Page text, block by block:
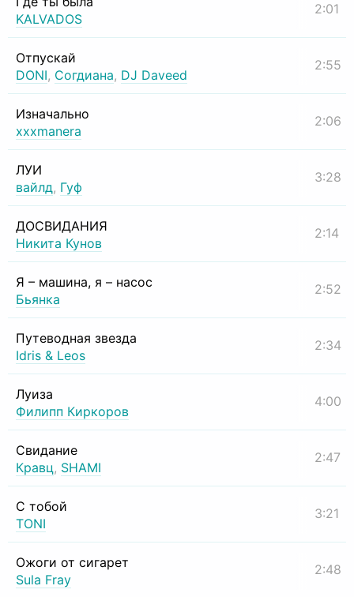
KALVADOS
2:01
Отпускай
DONI, Согдиана, DJ Daveed
2:55
Изначально
xxxmanera
2:06
ЛУИ
вайлд, Гуф
3:28
ДОСВИДАНИЯ
Никита Кунов
2:14
Я – машина, я – насос
Бьянка
2:52
Путеводная звезда
Idris & Leos
2:34
Луиза
Филипп Киркоров
4:00
Свидание
Кравц, SHAMI
2:47
С тобой
TONI
3:21
Ожоги от сигарет
Sula Fray
2:48